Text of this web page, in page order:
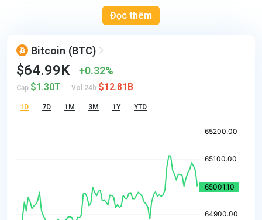
Đọc thêm
Bitcoin (BTC)
$64.99K 0.32%
Cap $1.30T Vol 24h $12.81B
1D 7D 1M 3M 1Y YTD